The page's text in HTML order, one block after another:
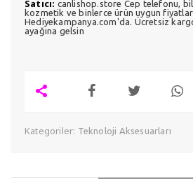
Satıcı: canlishop.store Cep telefonu,
kozmetik ve binlerce ürün uygun
Hediyekampanya.com'da. Ücretsiz
ayağına gelsin
Kategoriler: Teknoloji Aksesuarları